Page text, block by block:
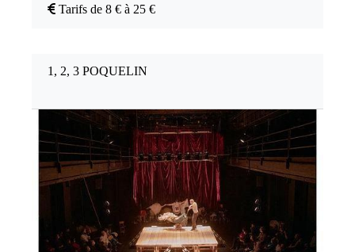
Tarifs de 8 € à 25 €
1, 2, 3 POQUELIN